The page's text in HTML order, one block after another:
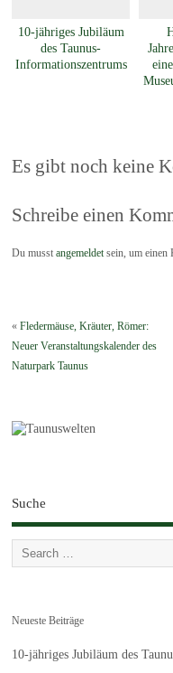
10-jähriges Jubiläum
des Taunus-
Informationszentrums
Es gibt noch keine
Schreibe einen
Du musstangemeldet sein, um einen
«Fledermäuse, Kräuter, Römer:
Neuer Veranstaltungskalender des
Naturpark Taunus
Suche
Neueste Beiträge
10-jähriges Jubiläum des